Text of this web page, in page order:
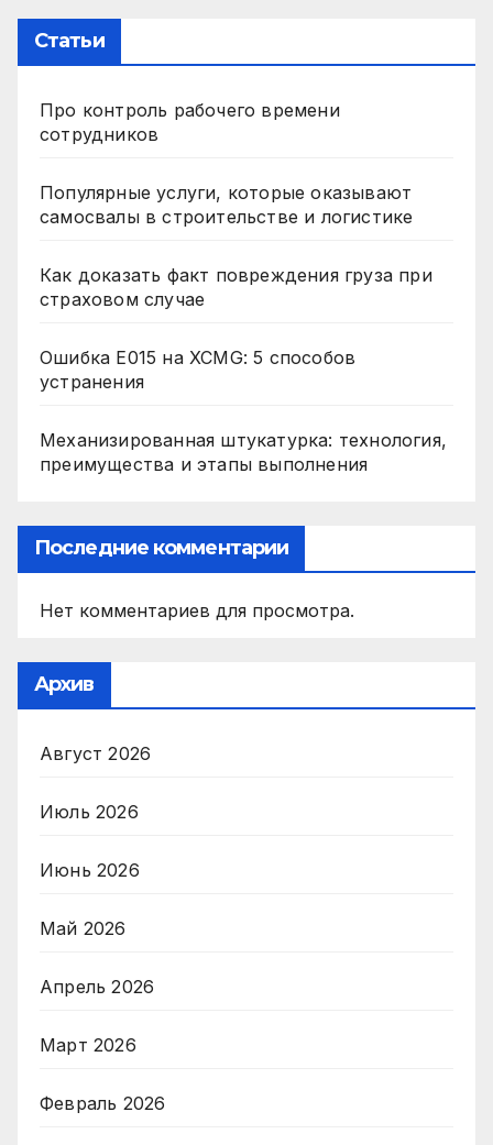
Статьи
Про контроль рабочего времени
сотрудников
Популярные услуги, которые оказывают
самосвалы в строительстве и логистике
Как доказать факт повреждения груза при
страховом случае
Ошибка E015 на XCMG: 5 способов
устранения
Механизированная штукатурка: технология,
преимущества и этапы выполнения
Последние комментарии
Нет комментариев для просмотра.
Архив
Август 2026
Июль 2026
Июнь 2026
Май 2026
Апрель 2026
Март 2026
Февраль 2026